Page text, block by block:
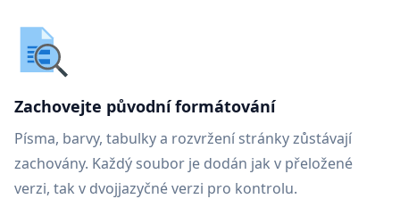
Zachovejte původní formátování
Písma, barvy, tabulky a rozvržení stránky zůstávají
zachovány. Každý soubor je dodán jak v přeložené
verzi, tak v dvojjazyčné verzi pro kontrolu.